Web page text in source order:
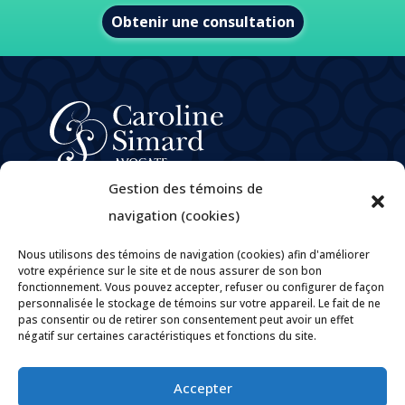
Gestion des témoins de
navigation (cookies)
Nous utilisons des témoins de navigation (cookies) afin d'améliorer
votre expérience sur le site et de nous assurer de son bon
fonctionnement. Vous pouvez accepter, refuser ou configurer de façon
personnalisée le stockage de témoins sur votre appareil. Le fait de ne
pas consentir ou de retirer son consentement peut avoir un effet
négatif sur certaines caractéristiques et fonctions du site.
Accepter
Obtenir une consultation
Domaines de pratique
Carrières
Politique de confidentialité
Politiques et pratiques encadrant la gouvernance des
renseignements personnels
Contact